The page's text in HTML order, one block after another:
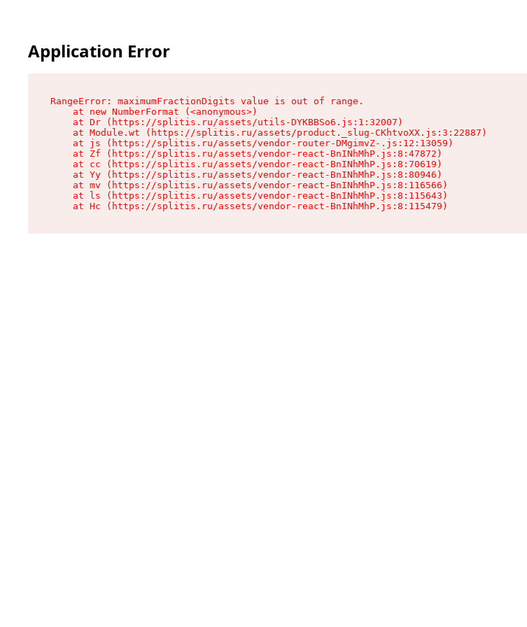
Application Error
RangeError: maximumFractionDigits value is out of range.
    at new NumberFormat (<anonymous>)
    at Dr (https://splitis.ru/assets/utils-DYKBBSo6.js:1:32007)
    at Module.wt (https://splitis.ru/assets/product._slug-CKhtvoXX.js:3:22887)
    at js (https://splitis.ru/assets/vendor-router-DMgimvZ-.js:12:13059)
    at Zf (https://splitis.ru/assets/vendor-react-BnINhMhP.js:8:47872)
    at cc (https://splitis.ru/assets/vendor-react-BnINhMhP.js:8:70619)
    at Yy (https://splitis.ru/assets/vendor-react-BnINhMhP.js:8:80946)
    at mv (https://splitis.ru/assets/vendor-react-BnINhMhP.js:8:116566)
    at ls (https://splitis.ru/assets/vendor-react-BnINhMhP.js:8:115643)
    at Hc (https://splitis.ru/assets/vendor-react-BnINhMhP.js:8:115479)